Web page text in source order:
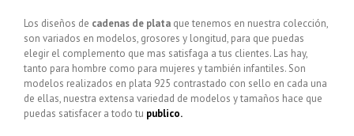
Los diseños de cadenas de plata que tenemos en nuestra colección,
son variados en modelos, grosores y longitud, para que puedas
elegir el complemento que mas satisfaga a tus clientes. Las hay,
tanto para hombre como para mujeres y también infantiles. Son
modelos realizados en plata 925 contrastado con sello en cada una
de ellas, nuestra extensa variedad de modelos y tamaños hace que
puedas satisfacer a todo tu publico.